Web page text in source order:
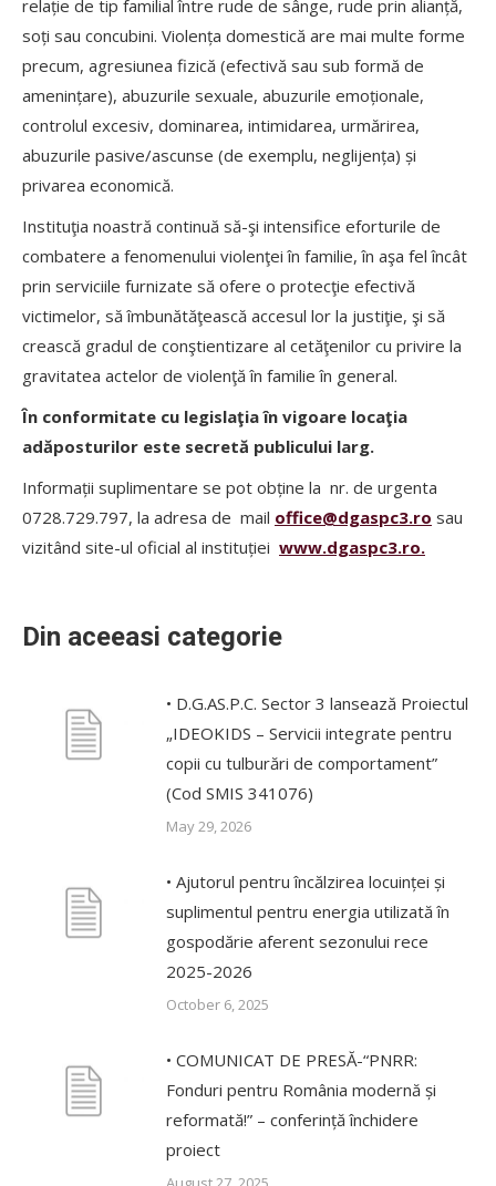
relație de tip familial între rude de sânge, rude prin alianță,
soți sau concubini. Violența domestică are mai multe forme
precum, agresiunea fizică (efectivă sau sub formă de
amenințare), abuzurile sexuale, abuzurile emoționale,
controlul excesiv, dominarea, intimidarea, urmărirea,
abuzurile pasive/ascunse (de exemplu, neglijența) și
privarea economică.
Instituţia noastră continuă să-şi intensifice eforturile de
combatere a fenomenului violenţei în familie, în aşa fel încât
prin serviciile furnizate să ofere o protecţie efectivă
victimelor, să îmbunătăţească accesul lor la justiţie, şi să
crească gradul de conştientizare al cetăţenilor cu privire la
gravitatea actelor de violenţă în familie în general.
În conformitate cu legislaţia în vigoare locaţia
adăposturilor este secretă publicului larg.
Informații suplimentare se pot obține la nr. de urgenta
0728.729.797, la adresa de mail office@dgaspc3.ro sau
vizitând site-ul oficial al instituției www.dgaspc3.ro.
Din aceeasi categorie
• D.G.AS.P.C. Sector 3 lansează Proiectul
„IDEOKIDS – Servicii integrate pentru
copii cu tulburări de comportament”
(Cod SMIS 341076)
May 29, 2026
• Ajutorul pentru încălzirea locuinței și
suplimentul pentru energia utilizată în
gospodărie aferent sezonului rece
2025-2026
October 6, 2025
• COMUNICAT DE PRESĂ-“PNRR:
Fonduri pentru România modernă și
reformată!” – conferință închidere
proiect